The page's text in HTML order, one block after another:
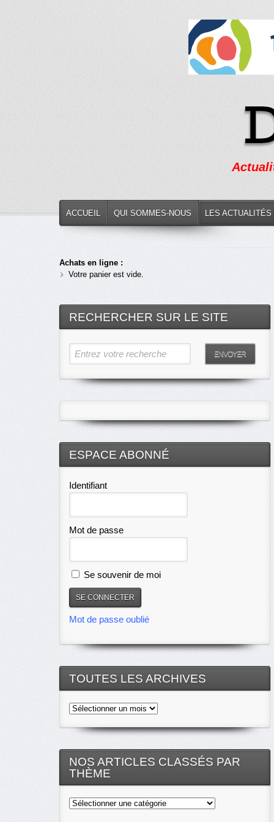
ACCUEIL QUI SOMMES-NOUS LES ACTUALITÉS
Achats en ligne :
Votre panier est vide.
RECHERCHER SUR LE SITE
Entrez votre recherche ENVOYER
ESPACE ABONNÉ
Identifiant
Mot de passe
Se souvenir de moi
Mot de passe oublié
TOUTES LES ARCHIVES
Toutes
archives
NOS ARTICLES CLASSÉS PAR
THÈME
Nos